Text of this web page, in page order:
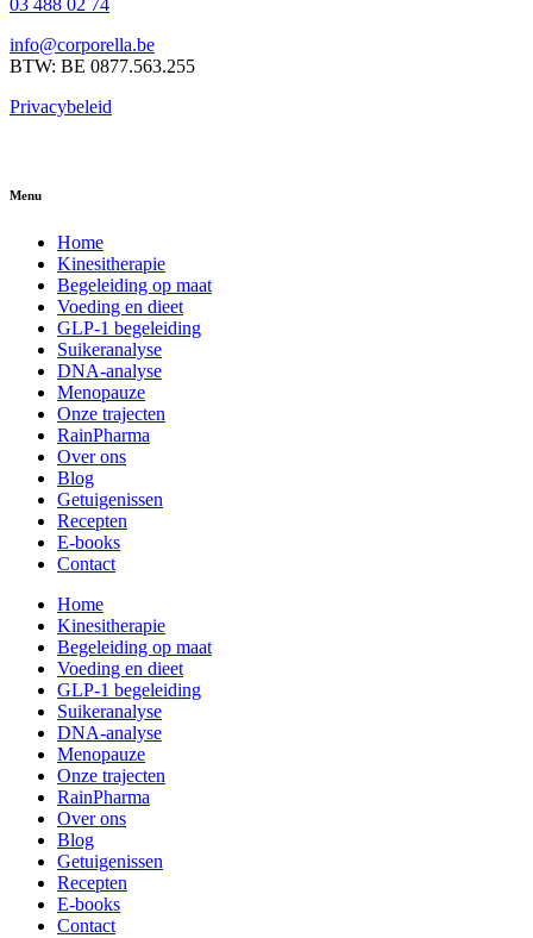
03 488 02 74
info@corporella.be
BTW: BE 0877.563.255
Privacybeleid
Menu
Home
Kinesitherapie
Begeleiding op maat
Voeding en dieet
GLP-1 begeleiding
Suikeranalyse
DNA-analyse
Menopauze
Onze trajecten
RainPharma
Over ons
Blog
Getuigenissen
Recepten
E-books
Contact
Home
Kinesitherapie
Begeleiding op maat
Voeding en dieet
GLP-1 begeleiding
Suikeranalyse
DNA-analyse
Menopauze
Onze trajecten
RainPharma
Over ons
Blog
Getuigenissen
Recepten
E-books
Contact